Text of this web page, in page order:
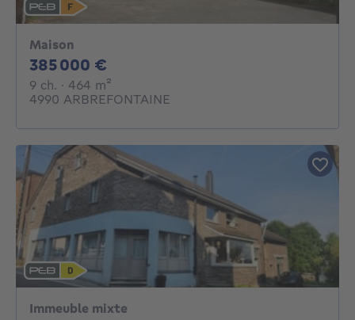
Maison
385 000 €
9 ch. 9 chambres
· 464 m²
4990 ARBREFONTAINE
Immeuble mixte